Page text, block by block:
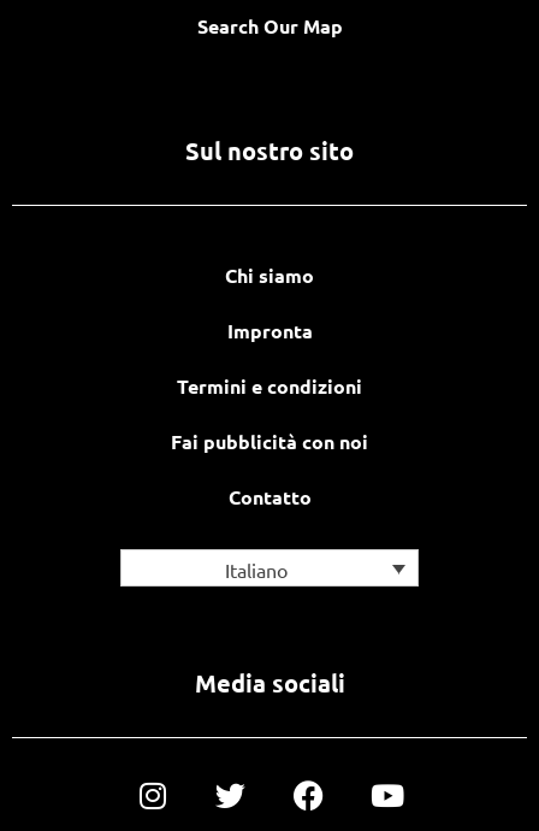
Search Our Map
Sul nostro sito
Chi siamo
Impronta
Termini e condizioni
Fai pubblicità con noi
Contatto
Italiano
Media sociali